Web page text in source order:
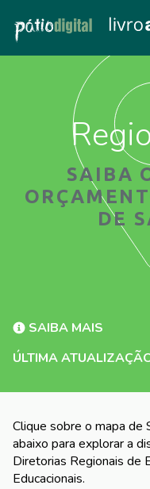
SAIBA
DE
SAIBA MAIS
ÚLTIMA
Clique sobre o mapa de
abaixo para explorar a
Diretorias Regionais de
Educacionais.